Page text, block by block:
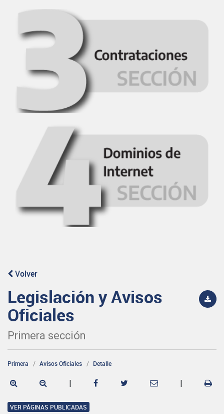
Volver
Legislación y Avisos
Oficiales
Primera sección
Primera Avisos Oficiales Detalle
| |
VER PÁGINAS PUBLICADAS